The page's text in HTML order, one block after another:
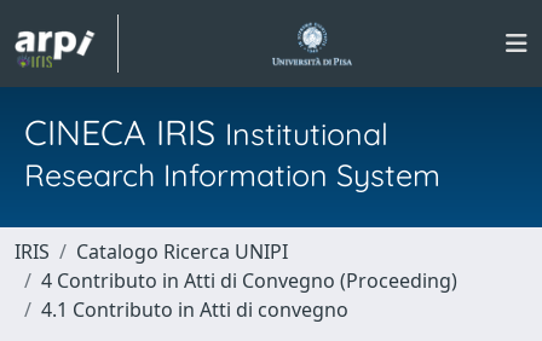
CINECA IRIS Institutional
Research Information System
IRIS
Catalogo Ricerca UNIPI
4 Contributo in Atti di Convegno (Proceeding)
4.1 Contributo in Atti di convegno